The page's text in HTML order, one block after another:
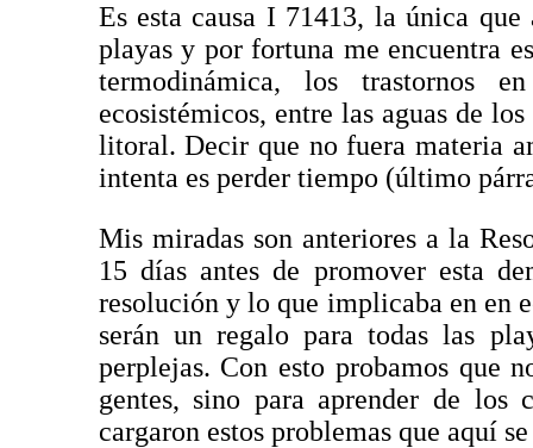
Es esta causa I 71413, la única
playas y por fortuna me encuentra
termodinámica, los trastornos
ecosistémicos, entre las aguas de
litoral. Decir que no fuera materia
intenta es perder tiempo (último
Mis miradas son anteriores a la
15 días antes de promover esta
resolución y lo que implicaba en en
serán un regalo para todas las
perplejas. Con esto probamos que
gentes, sino para aprender de los
cargaron estos problemas que aquí